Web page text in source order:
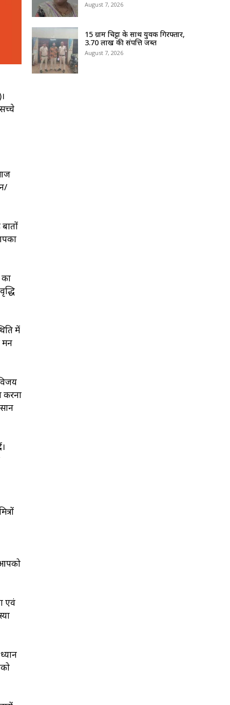
का
में
मन
करना
एवं
August 7, 2026
15 ग्राम चिट्टा के साथ युवक गिरफ्तार,
3.70 लाख की संपत्ति जब्त
August 7, 2026